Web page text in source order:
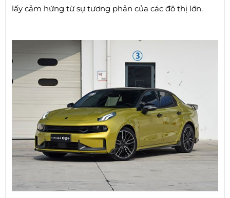
lấy cảm hứng từ sự tương phản của các đô thị lớn.